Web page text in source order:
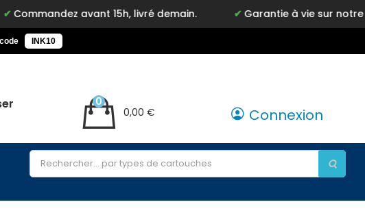
avant 15h, livré demain. Garantie à vie sur notre marque
INK10
0,00 €
0
Connexion